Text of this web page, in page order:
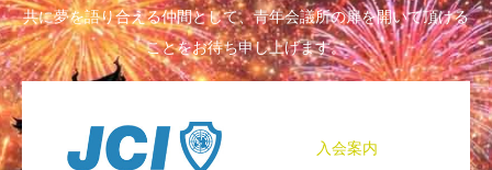
共に夢を語り合える仲間として、青年会議所の扉を開いて頂ける
ことをお待ち申し上げます。
入会案内